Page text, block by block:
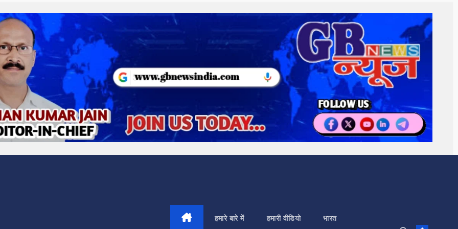
हमारे बारे में हमारी वीडियो भारत